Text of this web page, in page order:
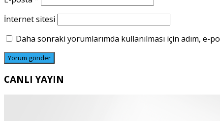
İnternet sitesi
Daha sonraki yorumlarımda kullanılması için adım, e-
CANLI YAYIN